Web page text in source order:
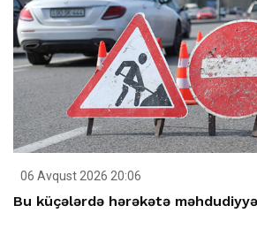
06 Avqust 2026 20:06
Bu küçələrdə hərəkətə